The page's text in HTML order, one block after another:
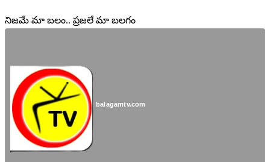
నిజమే మా బలం.. ప్రజలే మా బలగం
balagamtv.com